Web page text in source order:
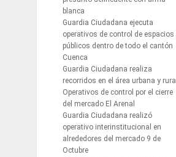
blanca
Guardia Ciudadana ejecuta
operativos de control de espacios
públicos dentro de todo el cantón
Cuenca
Guardia Ciudadana realiza
recorridos en el área urbana y rural
Operativos de control por el cierre
del mercado El Arenal
Guardia Ciudadana realizó
operativo interinstitucional en
alrededores del mercado 9 de
Octubre